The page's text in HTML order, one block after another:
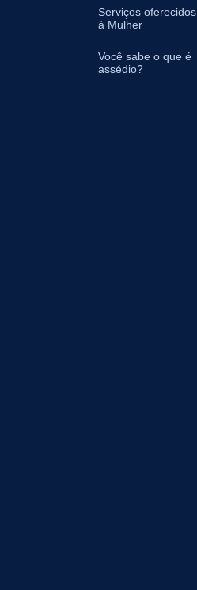
Serviços oferecidos
à Mulher
Você sabe o que é
assédio?